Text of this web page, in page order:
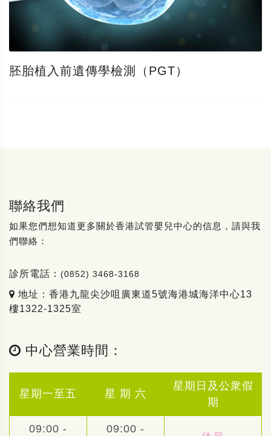
胚胎植入前遺傳學檢測（PGT）
聯絡我們
如果您們想知道更多關於香港試管嬰兒中心的信息，請與我
們聯絡：
診所電話： (0852) 3468-3168
地址：香港九龍尖沙咀廣東道5號海港城海洋中心13
樓1322-1325室
中心營業時間：
星期一至五 星 期 六
星期日及公衆假
期
09:00 - 09:00 -